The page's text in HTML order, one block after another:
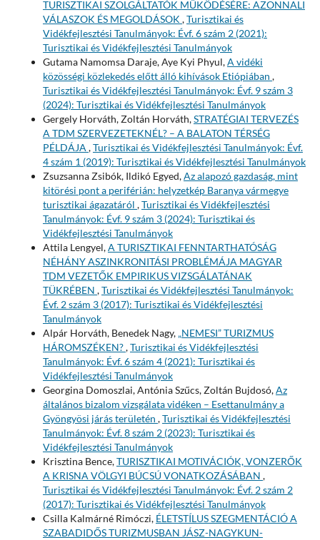
TURISZTIKAI SZOLGÁLTATÓK MŰKÖDÉSÉRE: AZONNALI
VÁLASZOK ÉS MEGOLDÁSOK ,Turisztikai és
Vidékfejlesztési Tanulmányok: Évf. 6 szám 2 (2021):
Turisztikai és Vidékfejlesztési Tanulmányok
Gutama Namomsa Daraje, Aye Kyi Phyul,A vidéki
közösségi közlekedés előtt álló kihívások Etiópiában ,
Turisztikai és Vidékfejlesztési Tanulmányok: Évf. 9 szám 3
(2024): Turisztikai és Vidékfejlesztési Tanulmányok
Gergely Horváth, Zoltán Horváth,STRATÉGIAI TERVEZÉS
A TDM SZERVEZETEKNÉL? – A BALATON TÉRSÉG
PÉLDÁJA ,Turisztikai és Vidékfejlesztési Tanulmányok: Évf.
4 szám 1 (2019): Turisztikai és Vidékfejlesztési Tanulmányok
Zsuzsanna Zsibók, Ildikó Egyed,Az alapozó gazdaság, mint
kitörési pont a periférián: helyzetkép Baranya vármegye
turisztikai ágazatáról ,Turisztikai és Vidékfejlesztési
Tanulmányok: Évf. 9 szám 3 (2024): Turisztikai és
Vidékfejlesztési Tanulmányok
Attila Lengyel,A TURISZTIKAI FENNTARTHATÓSÁG
NÉHÁNY ASZINKRONITÁSI PROBLÉMÁJA MAGYAR
TDM VEZETŐK EMPIRIKUS VIZSGÁLATÁNAK
TÜKRÉBEN ,Turisztikai és Vidékfejlesztési Tanulmányok:
Évf. 2 szám 3 (2017): Turisztikai és Vidékfejlesztési
Tanulmányok
Alpár Horváth, Benedek Nagy, „NEMESI” TURIZMUS
HÁROMSZÉKEN?,Turisztikai és Vidékfejlesztési
Tanulmányok: Évf. 6 szám 4 (2021): Turisztikai és
Vidékfejlesztési Tanulmányok
Georgina Domoszlai, Antónia Szűcs, Zoltán Bujdosó,Az
általános bizalom vizsgálata vidéken – Esettanulmány a
Gyöngyösi járás területén ,Turisztikai és Vidékfejlesztési
Tanulmányok: Évf. 8 szám 2 (2023): Turisztikai és
Vidékfejlesztési Tanulmányok
Krisztina Bence,TURISZTIKAI MOTIVÁCIÓK, VONZERŐK
A KRISNA VÖLGYI BÚCSÚ VONATKOZÁSÁBAN ,
Turisztikai és Vidékfejlesztési Tanulmányok: Évf. 2 szám 2
(2017): Turisztikai és Vidékfejlesztési Tanulmányok
Csilla Kalmárné Rimóczi, ÉLETSTÍLUS SZEGMENTÁCIÓ A
SZABADIDŐS TURIZMUSBAN JÁSZ-NAGYKUN-